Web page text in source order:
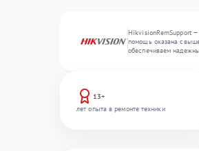
HikvisionRemSupport
помощь оказана
обеспечиваем
13+
лет опыта в ремонте техники